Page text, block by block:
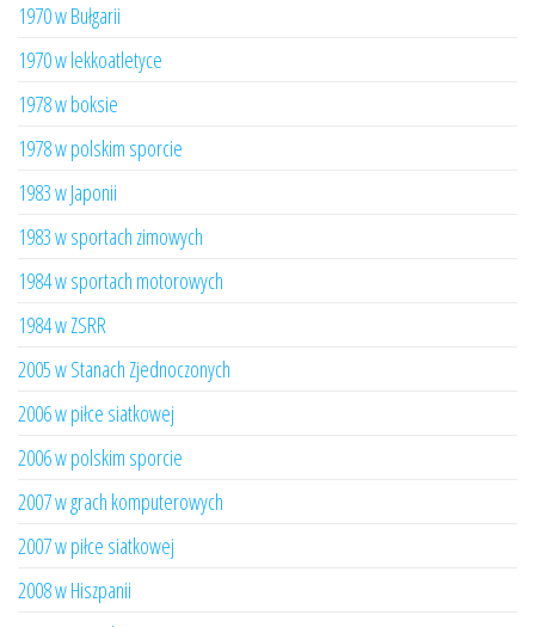
1970 w Bułgarii
1970 w lekkoatletyce
1978 w boksie
1978 w polskim sporcie
1983 w Japonii
1983 w sportach zimowych
1984 w sportach motorowych
1984 w ZSRR
2005 w Stanach Zjednoczonych
2006 w piłce siatkowej
2006 w polskim sporcie
2007 w grach komputerowych
2007 w piłce siatkowej
2008 w Hiszpanii